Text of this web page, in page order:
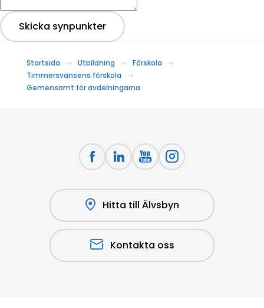
Skicka synpunkter
Startsida Utbildning
Förskola
Timmersvansens förskola
Gemensamt för avdelningarna
Hitta till Älvsbyn
Kontakta oss